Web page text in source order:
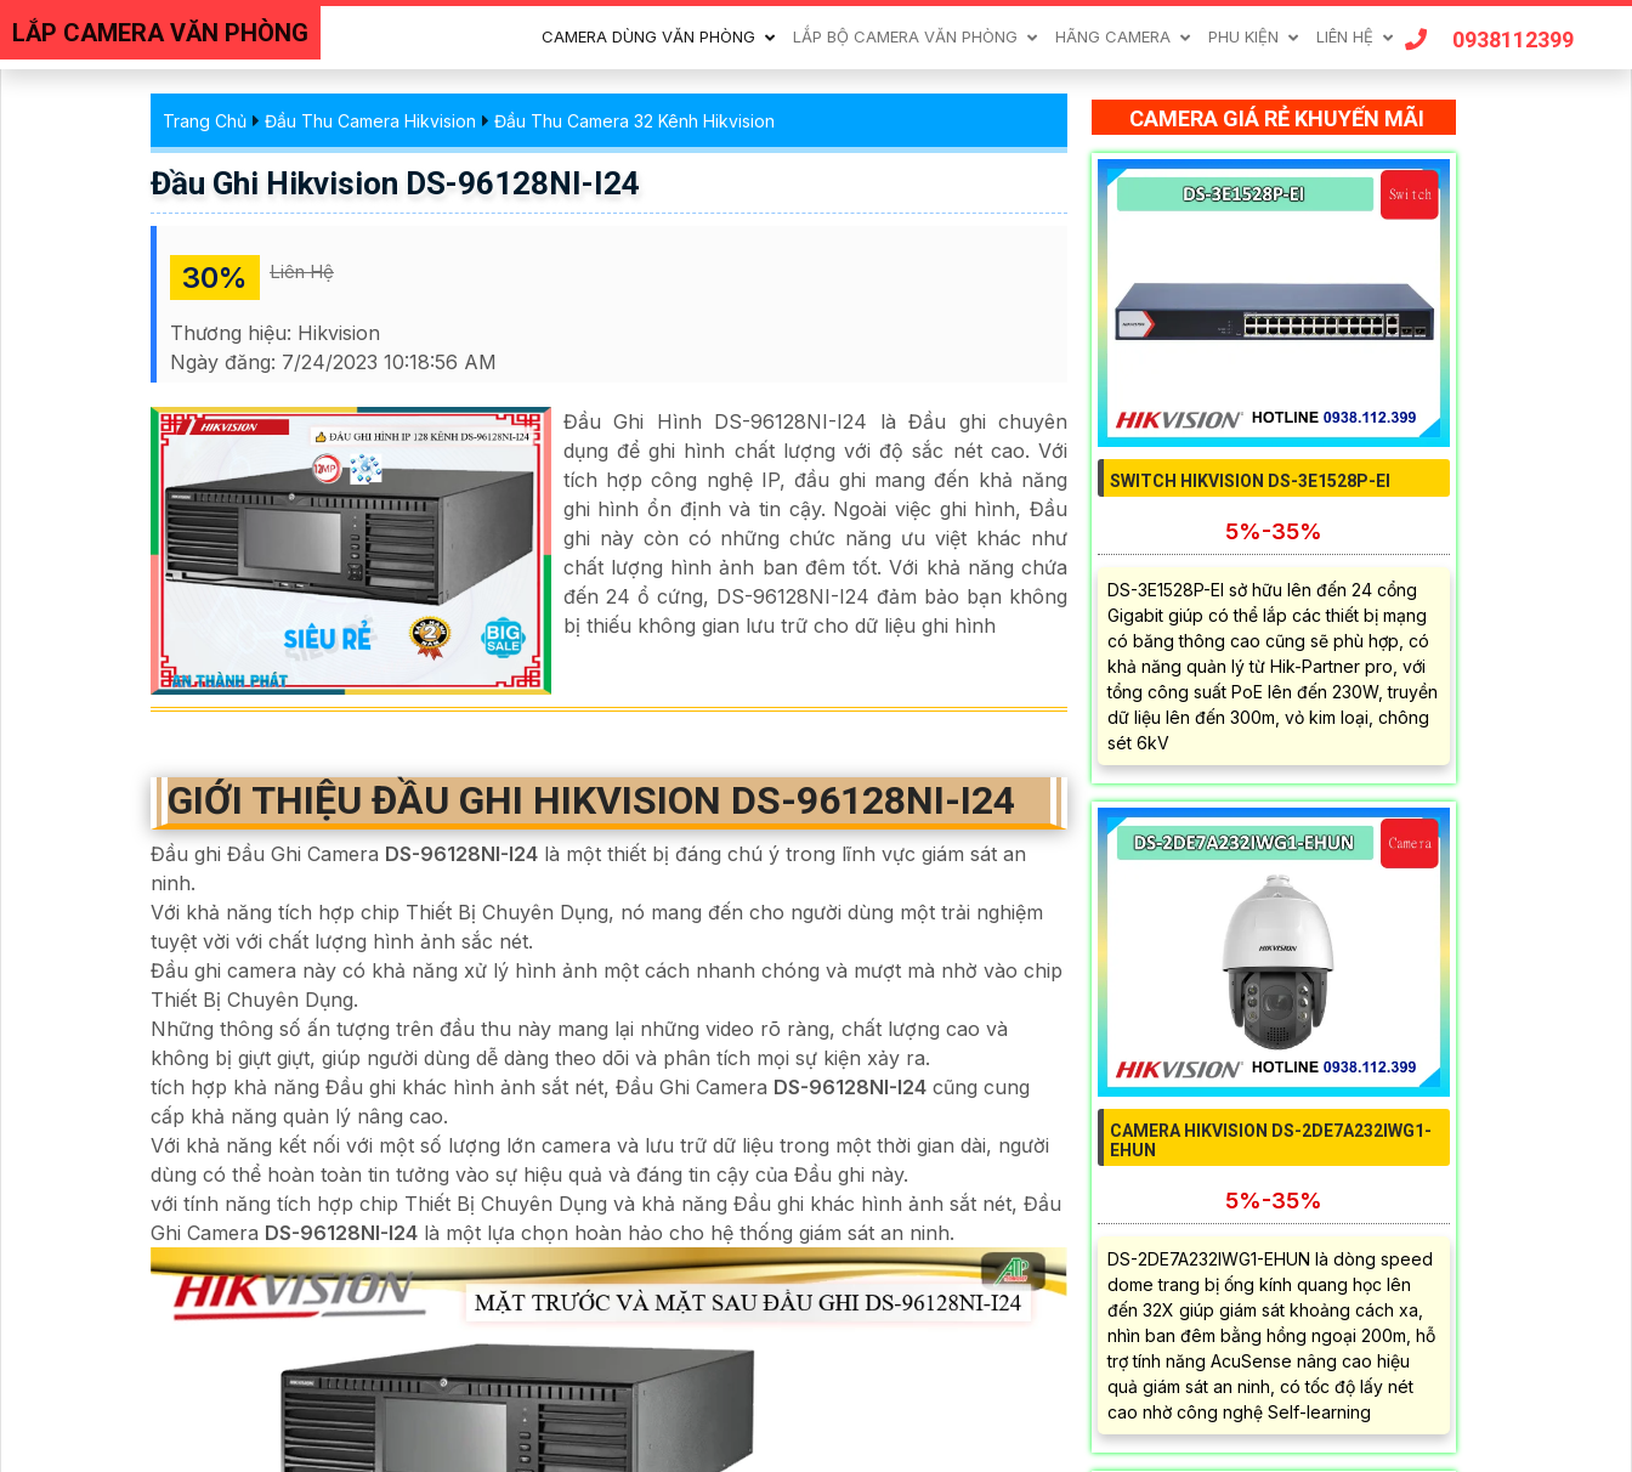
LẮP CAMERA VĂN PHÒNG CAMERA DÙNG VĂN PHÒNG LẮP BỘ CAMERA VĂN PHÒNG HÃNG CAMERA PHU KIỆN LIÊN HỆ 0938112399
Trang Chủ Đầu Thu Camera Hikvision Đầu Thu Camera 32 Kênh Hikvision
Đầu Ghi Hikvision DS-96128NI-I24
30% Liên Hệ
Thương hiệu: Hikvision
Ngày đăng: 7/24/2023 10:18:56 AM
Đầu Ghi Hình DS-96128NI-I24 là Đầu ghi chuyên
dụng để ghi hình chất lượng với độ sắc nét cao. Với
tích hợp công nghệ IP, đầu ghi mang đến khả năng
ghi hình ổn định và tin cậy. Ngoài việc ghi hình, Đầu
ghi này còn có những chức năng ưu việt khác như
chất lượng hình ảnh ban đêm tốt. Với khả năng chứa
đến 24 ổ cứng, DS-96128NI-I24 đảm bảo bạn không
bị thiếu không gian lưu trữ cho dữ liệu ghi hình
GIỚI THIỆU ĐẦU GHI HIKVISION DS-96128NI-I24
Đầu ghi Đầu Ghi Camera DS-96128NI-I24 là một thiết bị đáng chú ý trong lĩnh vực giám sát an
ninh.
Với khả năng tích hợp chip Thiết Bị Chuyên Dụng, nó mang đến cho người dùng một trải nghiệm
tuyệt vời với chất lượng hình ảnh sắc nét.
Đầu ghi camera này có khả năng xử lý hình ảnh một cách nhanh chóng và mượt mà nhờ vào chip
Thiết Bị Chuyên Dụng.
Những thông số ấn tượng trên đầu thu này mang lại những video rõ ràng, chất lượng cao và
không bị giựt giựt, giúp người dùng dễ dàng theo dõi và phân tích mọi sự kiện xảy ra.
tích hợp khả năng Đầu ghi khác hình ảnh sắt nét, Đầu Ghi Camera DS-96128NI-I24 cũng cung
cấp khả năng quản lý nâng cao.
Với khả năng kết nối với một số lượng lớn camera và lưu trữ dữ liệu trong một thời gian dài, người
dùng có thể hoàn toàn tin tưởng vào sự hiệu quả và đáng tin cậy của Đầu ghi này.
với tính năng tích hợp chip Thiết Bị Chuyên Dụng và khả năng Đầu ghi khác hình ảnh sắt nét, Đầu
Ghi Camera DS-96128NI-I24 là một lựa chọn hoàn hảo cho hệ thống giám sát an ninh.
CAMERA GIÁ RẺ KHUYẾN MÃI
SWITCH HIKVISION DS-3E1528P-EI
5%-35%
DS-3E1528P-EI sở hữu lên đến 24 cổng
Gigabit giúp có thể lắp các thiết bị mạng
có băng thông cao cũng sẽ phù hợp, có
khả năng quản lý từ Hik-Partner pro, với
tổng công suất PoE lên đến 230W, truyền
dữ liệu lên đến 300m, vỏ kim loại, chông
sét 6kV
CAMERA HIKVISION DS-2DE7A232IWG1-
EHUN
5%-35%
DS-2DE7A232IWG1-EHUN là dòng speed
dome trang bị ống kính quang học lên
đến 32X giúp giám sát khoảng cách xa,
nhìn ban đêm bằng hồng ngoại 200m, hỗ
trợ tính năng AcuSense nâng cao hiệu
quả giám sát an ninh, có tốc độ lấy nét
cao nhờ công nghệ Self-learning